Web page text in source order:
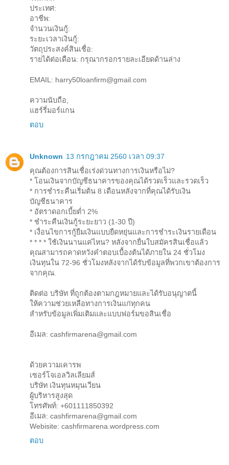
ประเทศ:
อาชีพ:
จำนวนเงินกู้:
ระยะเวลาเงินกู้:
วัตถุประสงค์สินเชื่อ:
รายได้ต่อเดือน: กรุณากรอกรายละเอียดด้านล่าง
EMAIL: harry50loanfirm@gmail.com
ความนับถือ,
แฮร์รี่มอร์แกน
ตอบ
Unknown 13 กรกฎาคม 2560 เวลา 09:37
คุณต้องการสินเชื่อเร่งด่วนทางการเงินหรือไม่?
* โอนเงินจากบัญชีธนาคารของคุณได้รวดเร็วและรวดเร็ว
* การชำระคืนเริ่มต้น 8 เดือนหลังจากที่คุณได้รับเงิน
บัญชีธนาคาร
* อัตราดอกเบี้ยต่ำ 2%
* ชำระคืนเงินกู้ระยะยาว (1-30 ปี)
* เงื่อนไขการกู้ยืมเงินแบบยืดหยุ่นและการชำระเงินรายเดือน
* * * * ใช้เงินนานแค่ไหน? หลังจากยื่นใบสมัครสินเชื่อแล้ว
คุณสามารถคาดหวังคำตอบเบื้องต้นได้ภายใน 24 ชั่วโมง
เงินทุนใน 72-96 ชั่วโมงหลังจากได้รับข้อมูลที่พวกเขาต้องการ
จากคุณ.
ติดต่อ บริษัท ที่ถูกต้องตามกฎหมายและได้รับอนุญาตนี้
ให้ความช่วยเหลือทางการเงินแก่ทุกคน
สำหรับข้อมูลเพิ่มเติมและแบบฟอร์มขอสินเชื่อ
อีเมล: cashfirmarena@gmail.com
ด้วยความเคารพ
เซอร์โจเอลวิลเลียมส์
บริษัท เงินทุนหมุนเวียน
ผู้บริหารสูงสุด
โทรศัพท์: +601111850392
อีเมล: cashfirmarena@gmail.com
Webisite: cashfirmarena.wordpress.com
ตอบ